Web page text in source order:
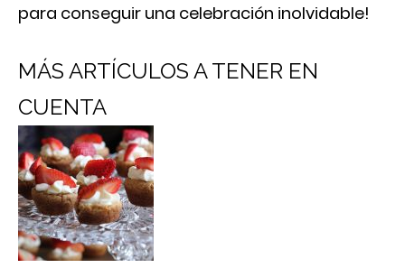
para conseguir una celebración inolvidable!
MÁS ARTÍCULOS A TENER EN
CUENTA